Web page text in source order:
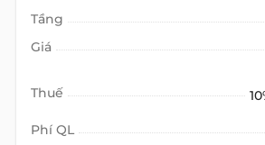
Tầng
Giá
Thuế
Phí QL